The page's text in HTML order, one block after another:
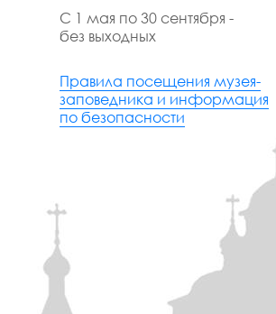
С 1 мая по 30 сентября -
без выходных
Правила посещения музея-
заповедника и информация
по безопасности